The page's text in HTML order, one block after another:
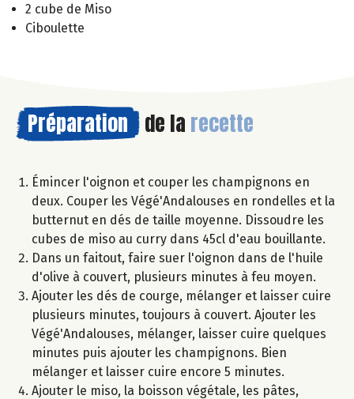
2 cube de Miso
Ciboulette
Préparation de la recette
Émincer l'oignon et couper les champignons en
deux. Couper les Végé'Andalouses en rondelles et la
butternut en dés de taille moyenne. Dissoudre les
cubes de miso au curry dans 45cl d'eau bouillante.
Dans un faitout, faire suer l'oignon dans de l'huile
d'olive à couvert, plusieurs minutes à feu moyen.
Ajouter les dés de courge, mélanger et laisser cuire
plusieurs minutes, toujours à couvert. Ajouter les
Végé'Andalouses, mélanger, laisser cuire quelques
minutes puis ajouter les champignons. Bien
mélanger et laisser cuire encore 5 minutes.
Ajouter le miso, la boisson végétale, les pâtes,